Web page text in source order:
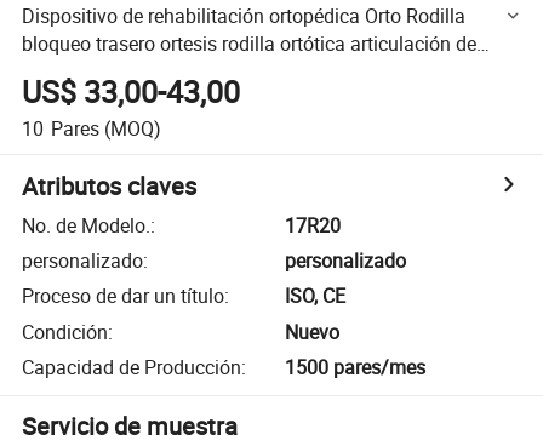
Dispositivo de rehabilitación ortopédica Orto Rodilla
bloqueo trasero ortesis rodilla ortótica articulación de
rodilla bloqueo suizo trasero
US$ 33,00-43,00
10 Pares (MOQ)
Atributos claves
No. de Modelo.:
17R20
personalizado:
personalizado
Proceso de dar un título:
ISO, CE
Condición:
Nuevo
Capacidad de Producción: 1500 pares/mes
Servicio de muestra